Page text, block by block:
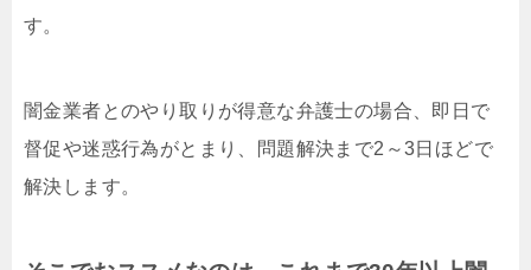
す。
闇金業者とのやり取りが得意な弁護士の場合、即日で
督促や迷惑行為がとまり、問題解決まで2～3日ほどで
解決します。